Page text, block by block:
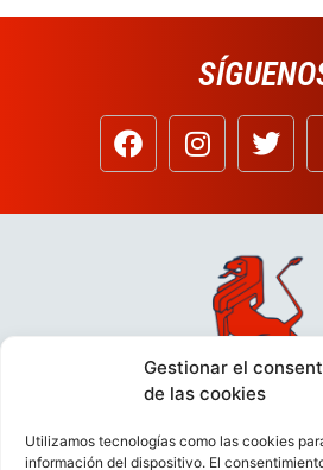
Gestionar el
de las cookies
Utilizamos tecnologías como las cookies
información del dispositivo. El